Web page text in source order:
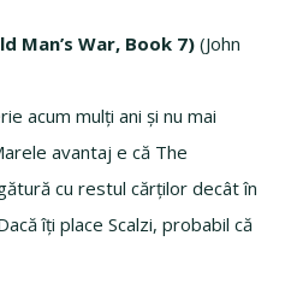
Man’s War, Book 7) (John
acum mulți ani și nu mai
avantaj e că The
cu restul cărților decât în
îți place Scalzi, probabil că